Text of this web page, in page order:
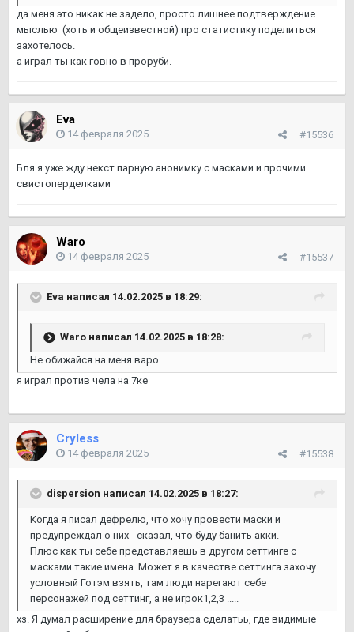
да меня это никак не задело, просто лишнее подтверждение.
мыслью (хоть и общеизвестной) про статистику поделиться
захотелось.
а играл ты как говно в проруби.
Eva
#15536
14 февраля 2025
Бля я уже жду некст парную анонимку с масками и прочими
свистоперделками
Waro
#15537
14 февраля 2025
Eva написал 14.02.2025 в 18:29:
Waro написал 14.02.2025 в 18:28:
Не обижайся на меня варо
я играл против чела на 7ке
Cryless
#15538
14 февраля 2025
dispersion написал 14.02.2025 в 18:27:
Когда я писал дефрелю, что хочу провести маски и
предупреждал о них - сказал, что буду банить акки.
Плюс как ты себе представляешь в другом сеттинге с
масками такие имена. Может я в качестве сеттинга захочу
условный Готэм взять, там люди нарегают себе
персонажей под сеттинг, а не игрок1,2,3 .....
хз. Я думал расширение для браузера сделатьь, где видимые